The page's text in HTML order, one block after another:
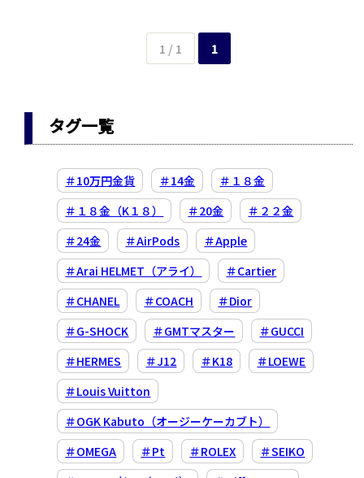
1 / 1 1
タグ一覧
＃10万円金貨 ＃14金
＃１８金
＃１８金（K１８）
＃20金
＃２２金
＃24金
＃AirPods
＃Apple
＃Arai HELMET（アライ）
＃Cartier
＃CHANEL
＃COACH
＃Dior
＃G-SHOCK
＃GMTマスター
＃GUCCI
＃HERMES
＃J12 ＃K18
＃LOEWE
＃Louis Vuitton
＃OGK Kabuto（オージーケーカブト）
＃OMEGA
＃Pt ＃ROLEX
＃SEIKO